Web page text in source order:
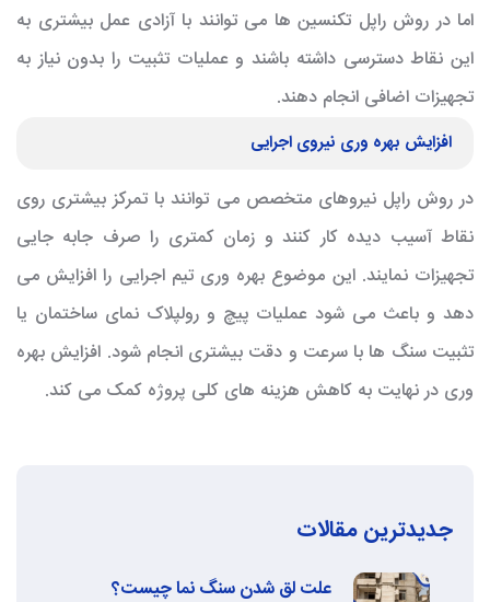
اما در روش راپل تکنسین ها می توانند با آزادی عمل بیشتری به
این نقاط دسترسی داشته باشند و عملیات تثبیت را بدون نیاز به
تجهیزات اضافی انجام دهند.
افزایش بهره وری نیروی اجرایی
در روش راپل نیروهای متخصص می توانند با تمرکز بیشتری روی
نقاط آسیب دیده کار کنند و زمان کمتری را صرف جابه جایی
تجهیزات نمایند. این موضوع بهره وری تیم اجرایی را افزایش می
دهد و باعث می شود عملیات پیچ و رولپلاک نمای ساختمان یا
تثبیت سنگ ها با سرعت و دقت بیشتری انجام شود. افزایش بهره
وری در نهایت به کاهش هزینه های کلی پروژه کمک می کند.
جدیدترین مقالات
علت لق شدن سنگ نما چیست؟